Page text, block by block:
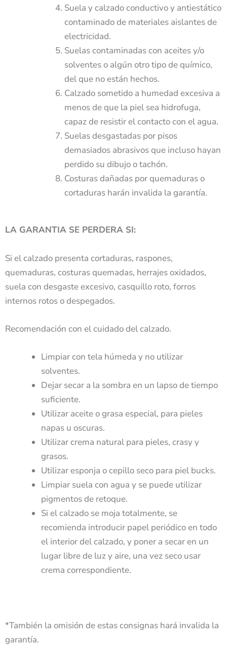
Suela y calzado conductivo y antiestático
contaminado de materiales aislantes de
electricidad.
Suelas contaminadas con aceites y/o
solventes o algún otro tipo de químico,
del que no están hechos.
Calzado sometido a humedad excesiva a
menos de que la piel sea hidrofuga,
capaz de resistir el contacto con el agua.
Suelas desgastadas por pisos
demasiados abrasivos que incluso hayan
perdido su dibujo o tachón.
Costuras dañadas por quemaduras o
cortaduras harán invalida la garantía.
LA GARANTIA SE PERDERA SI:
Si el calzado presenta cortaduras, raspones,
quemaduras, costuras quemadas, herrajes oxidados,
suela con desgaste excesivo, casquillo roto, forros
internos rotos o despegados.
Recomendación con el cuidado del calzado.
Limpiar con tela húmeda y no utilizar
solventes.
Dejar secar a la sombra en un lapso de tiempo
suficiente.
Utilizar aceite o grasa especial, para pieles
napas u oscuras.
Utilizar crema natural para pieles, crasy y
grasos.
Utilizar esponja o cepillo seco para piel bucks.
Limpiar suela con agua y se puede utilizar
pigmentos de retoque.
Si el calzado se moja totalmente, se
recomienda introducir papel periódico en todo
el interior del calzado, y poner a secar en un
lugar libre de luz y aire, una vez seco usar
crema correspondiente.
*También la omisión de estas consignas hará invalida la
garantía.